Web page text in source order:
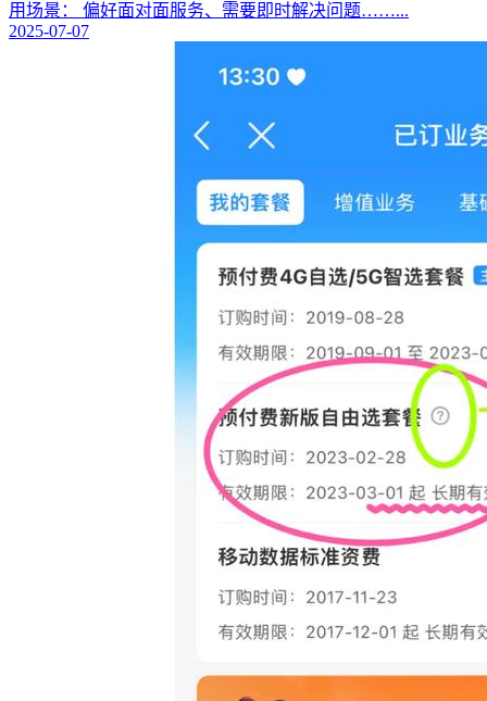
用场景： 偏好面对面服务、需要即时解决问题……...
2025-07-07